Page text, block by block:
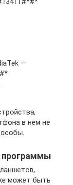
—
в нем не
программы
может быть